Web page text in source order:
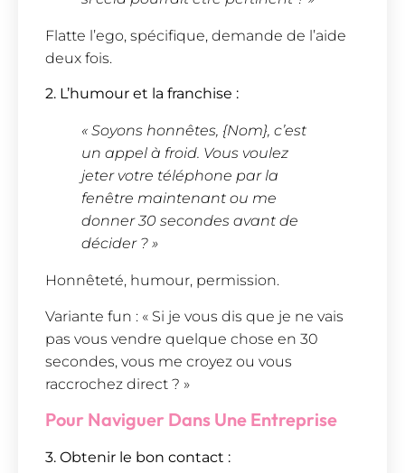
Flatte l’ego, spécifique, demande de l’aide
deux fois.
2. L’humour et la franchise :
« Soyons honnêtes, {Nom}, c’est
un appel à froid. Vous voulez
jeter votre téléphone par la
fenêtre maintenant ou me
donner 30 secondes avant de
décider ? »
Honnêteté, humour, permission.
Variante fun : « Si je vous dis que je ne vais
pas vous vendre quelque chose en 30
secondes, vous me croyez ou vous
raccrochez direct ? »
Pour Naviguer Dans Une Entreprise
3. Obtenir le bon contact :